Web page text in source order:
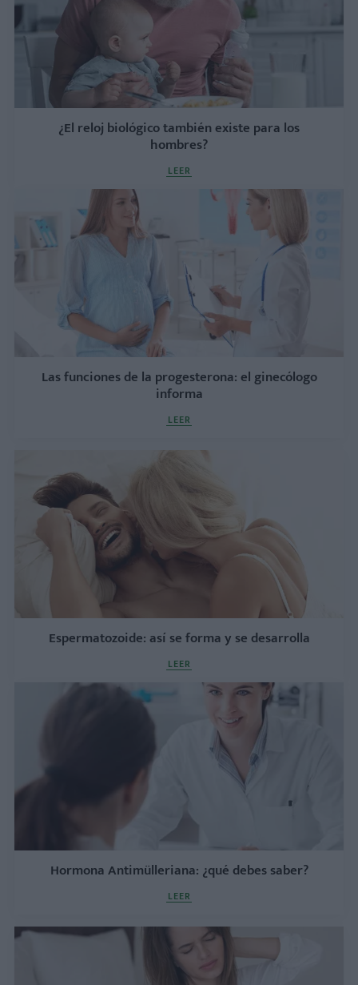
¿El reloj biológico también existe para los
hombres?
LEER
Las funciones de la progesterona: el ginecólogo
informa
LEER
Espermatozoide: así se forma y se desarrolla
LEER
Hormona Antimülleriana: ¿qué debes saber?
LEER